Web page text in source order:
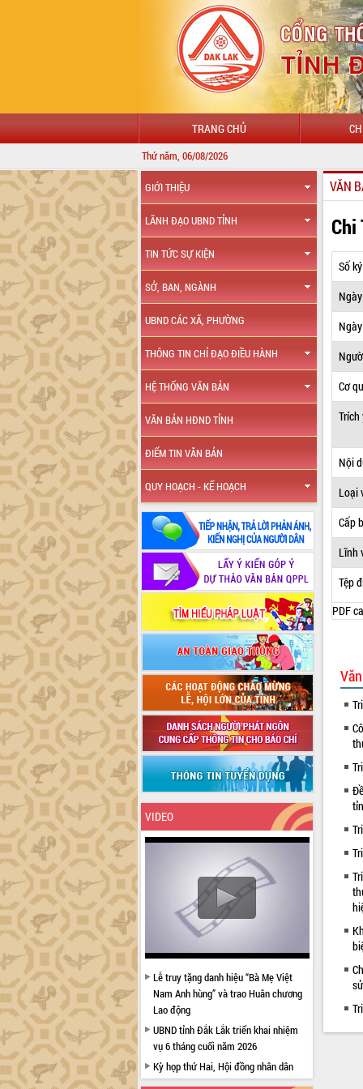
TRANG CHỦ
Thứ năm, 06/08/2026
GIỚI THIỆU
LÃNH ĐẠO UBND TỈNH
TIN TỨC SỰ KIỆN
SỞ, BAN, NGÀNH
UBND CÁC XÃ, PHƯỜNG
THÔNG TIN CHỈ ĐẠO ĐIỀU HÀNH
HỆ THỐNG VĂN BẢN
VĂN BẢN HĐND TỈNH
ĐIỂM TIN VĂN BẢN
QUY HOẠCH - KẾ HOẠCH
VIDEO
Lễ truy tặng danh hiệu “Bà Mẹ Việt
Nam Anh hùng” và trao Huân chương
Lao động
UBND tỉnh Đắk Lắk triển khai nhiệm
vụ 6 tháng cuối năm 2026
Kỳ họp thứ Hai, Hội đồng nhân dân
tỉnh khóa XI quyết nghị nhiều nội dung
VĂN
Chi
Số
Cơ
Trích
Nội
Loại
Cấp
Lĩnh
Tệp
PDF